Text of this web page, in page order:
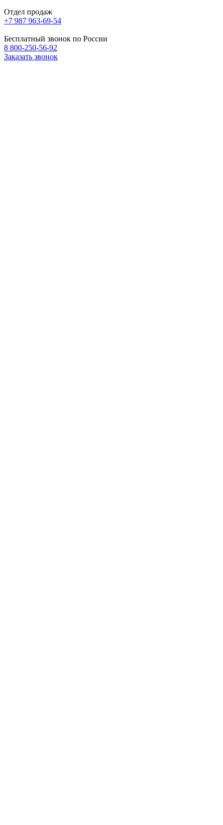
Отдел продаж
+7 987 963-69-54
Бесплатный звонок по России
8 800-250-56-92
Заказать звонок